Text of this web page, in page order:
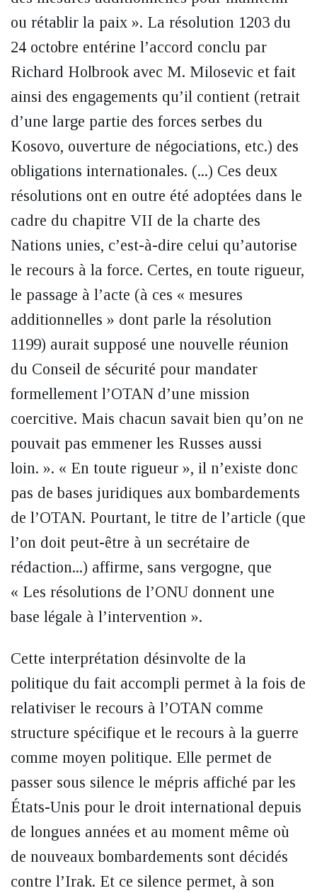
ou rétablir la paix ». La résolution 1203 du
24 octobre entérine l’accord conclu par
Richard Holbrook avec M. Milosevic et fait
ainsi des engagements qu’il contient (retrait
d’une large partie des forces serbes du
Kosovo, ouverture de négociations, etc.) des
obligations internationales. (...) Ces deux
résolutions ont en outre été adoptées dans le
cadre du chapitre VII de la charte des
Nations unies, c’est-à-dire celui qu’autorise
le recours à la force. Certes, en toute rigueur,
le passage à l’acte (à ces « mesures
additionnelles » dont parle la résolution
1199) aurait supposé une nouvelle réunion
du Conseil de sécurité pour mandater
formellement l’OTAN d’une mission
coercitive. Mais chacun savait bien qu’on ne
pouvait pas emmener les Russes aussi
loin. ». « En toute rigueur », il n’existe donc
pas de bases juridiques aux bombardements
de l’OTAN. Pourtant, le titre de l’article (que
l’on doit peut-être à un secrétaire de
rédaction...) affirme, sans vergogne, que
« Les résolutions de l’ONU donnent une
base légale à l’intervention ».
Cette interprétation désinvolte de la
politique du fait accompli permet à la fois de
relativiser le recours à l’OTAN comme
structure spécifique et le recours à la guerre
comme moyen politique. Elle permet de
passer sous silence le mépris affiché par les
États-Unis pour le droit international depuis
de longues années et au moment même où
de nouveaux bombardements sont décidés
contre l’Irak. Et ce silence permet, à son